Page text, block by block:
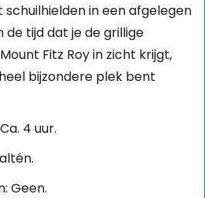
schuilhielden in een afgelegen
tijd dat je de grillige
Fitz Roy in zicht krijgt,
bijzondere plek bent
4 uur.
Geen.